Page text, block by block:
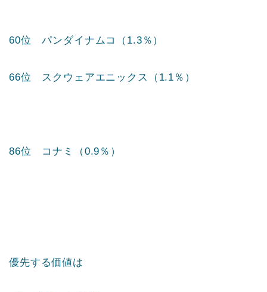
60位 パンダイナムコ（1.3％）
66位 スクウェアエニックス（1.1％）
86位 コナミ（0.9％）
優先する価値は